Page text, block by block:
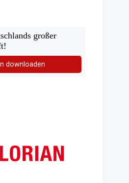
großer
downloaden